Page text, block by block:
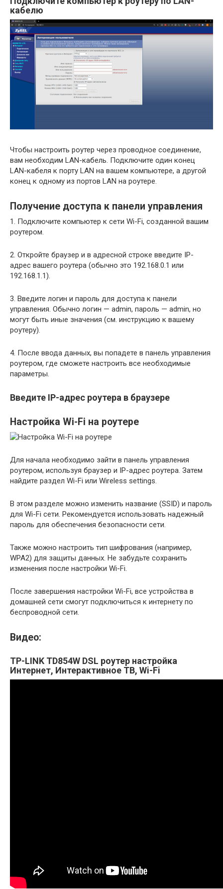
кабелю
Чтобы настроить роутер через проводное соединение,
вам необходим LAN-кабель. Подключите один конец
LAN-кабеля к порту LAN на вашем компьютере, а другой
конец к одному из портов LAN на роутере.
Получение доступа к панели управления
1. Подключите компьютер к сети Wi-Fi, созданной вашим
роутером.
2. Откройте браузер и в адресной строке введите IP-
адрес вашего роутера (обычно это 192.168.0.1 или
192.168.1.1).
3. Введите логин и пароль для доступа к панели
управления. Обычно логин — admin, пароль — admin, но
могут быть иные значения (см. инструкцию к вашему
роутеру).
4. После ввода данных, вы попадете в панель управления
роутером, где сможете настроить все необходимые
параметры.
Введите IP-адрес роутера в браузере
Настройка Wi-Fi на роутере
Для начала необходимо зайти в панель управления
роутером, используя браузер и IP-адрес роутера. Затем
найдите раздел Wi-Fi или Wireless settings.
В этом разделе можно изменить название (SSID) и пароль
для Wi-Fi сети. Рекомендуется использовать надежный
пароль для обеспечения безопасности сети.
Также можно настроить тип шифрования (например,
WPA2) для защиты данных. Не забудьте сохранить
изменения после настройки Wi-Fi.
После завершения настройки Wi-Fi, все устройства в
домашней сети смогут подключиться к интернету по
беспроводной сети.
Видео:
TP-LINK TD854W DSL роутер настройка
Интернет, Интерактивное ТВ, Wi-Fi